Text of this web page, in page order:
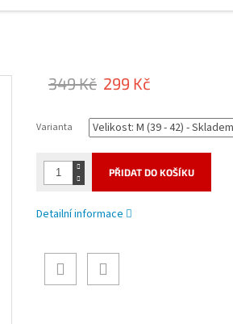
349 Kč 299 Kč
cena:
Varianta
PŘIDAT DO KOŠÍKU
Detailní informace